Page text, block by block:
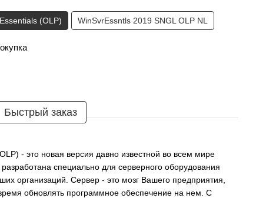
(OLP) WinSvrEssntls 2019 SNGL OLP NL
Быстрый заказ
- это новая версия давно известной во всем мире
специально для серверного оборудования
организаций. Сервер - это мозг Вашего предприятия,
обновлять программное обеспечение на нем. С